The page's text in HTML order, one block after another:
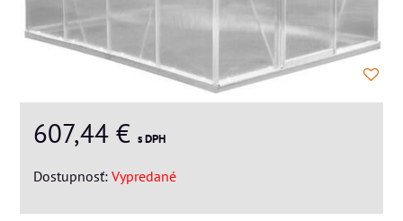
607,44 € s DPH
Dostupnosť: Vypredané